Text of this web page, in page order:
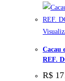
Cacau
REF.
R$